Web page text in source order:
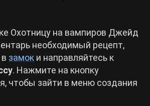
Охотницу на вампиров Джейд
необходимый рецепт,
замок и направляйтесь к
. Нажмите на кнопку
чтобы зайти в меню создания